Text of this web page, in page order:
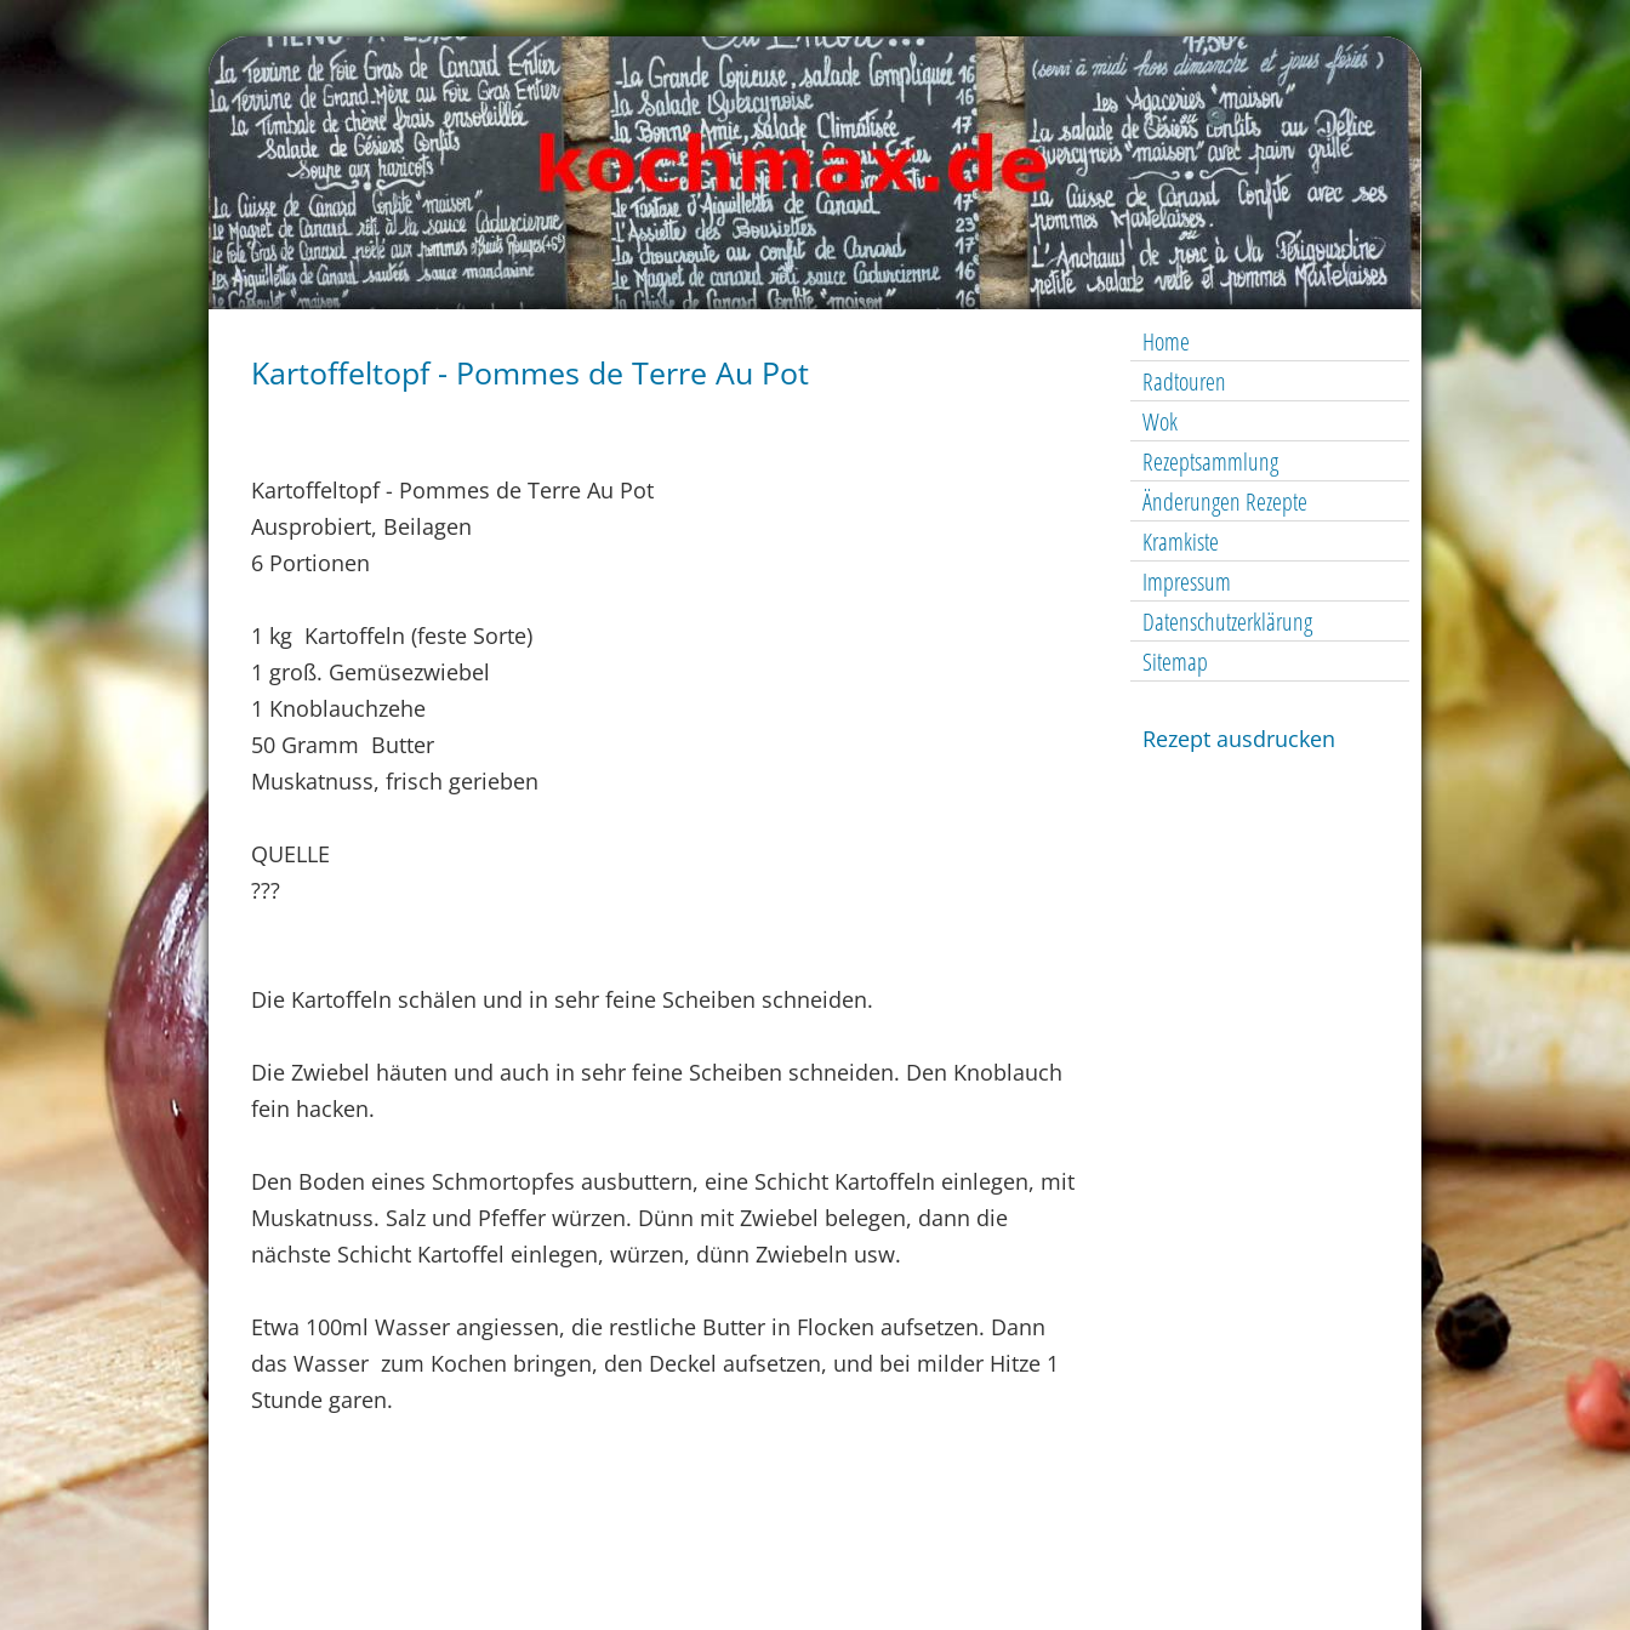
Home
Radtouren
Wok
Rezeptsammlung
Änderungen Rezepte
Kramkiste
Impressum
Datenschutzerklärung
Sitemap
Rezept ausdrucken
Kartoffeltopf - Pommes de Terre Au Pot
Kartoffeltopf - Pommes de Terre Au Pot
Ausprobiert, Beilagen
6 Portionen
1 kg Kartoffeln (feste Sorte)
1 groß. Gemüsezwiebel
1 Knoblauchzehe
50 Gramm Butter
Muskatnuss, frisch gerieben
QUELLE
???
Die Kartoffeln schälen und in sehr feine Scheiben schneiden.
Die Zwiebel häuten und auch in sehr feine Scheiben schneiden. Den Knoblauch
fein hacken.
Den Boden eines Schmortopfes ausbuttern, eine Schicht Kartoffeln einlegen, mit
Muskatnuss. Salz und Pfeffer würzen. Dünn mit Zwiebel belegen, dann die
nächste Schicht Kartoffel einlegen, würzen, dünn Zwiebeln usw.
Etwa 100ml Wasser angiessen, die restliche Butter in Flocken aufsetzen. Dann
das Wasser zum Kochen bringen, den Deckel aufsetzen, und bei milder Hitze 1
Stunde garen.